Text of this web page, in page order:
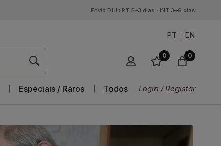
Envio DHL: PT 2–3 dias · INT 3–6 dias
PT EN
0 0
Especiais / Raros Todos Login / Registar